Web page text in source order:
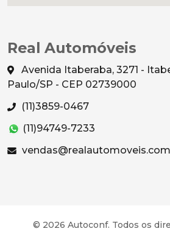
Real Automóveis
Avenida Itaberaba, 3271 -
Paulo/SP - CEP 02739000
(11)3859-0467
(11)94749-7233
© 2026 Autoconf. Todos os